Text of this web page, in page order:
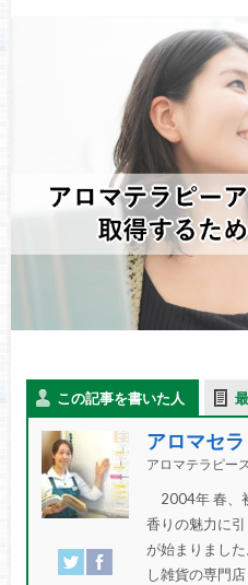
この記事を書いた人
アロマセ
アロマテラピー
2004年 春、
香りの魅力に
が始まりまし
し雑貨の専門